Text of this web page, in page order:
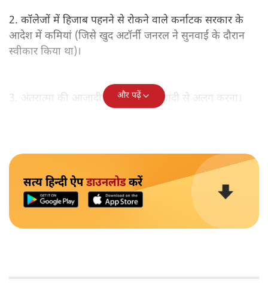
2. कॉलेजों में हिजाब पहनने से रोकने वाले कर्नाटक सरकार के
आदेश में कमियां (जिसे खुद अटॉर्नी जनरल ने सुनवाई के दौरान
स्वीकार किया था)।
3. अंतरात्मा की आजादी को धार्मिक आजादी से अलग करना।
और पढ़ें
सत्य हिन्दी ऐपडाउनलोडकरें